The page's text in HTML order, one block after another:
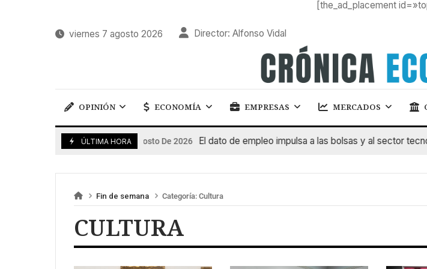
[the_ad_placement
viernes 7 agosto 2026 Director: Alfonso Vidal
OPINIÓN ECONOMÍA EMPRESAS MERCADOS
ÚLTIMA HORA7 De Agosto De 2026 El dato de empleo impulsa a las bolsas y al sector
Fin de semana Categoría: Cultura
CULTURA